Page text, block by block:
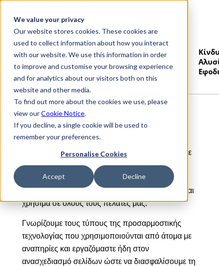
We value your privacy
Our website stores cookies. These cookies are
used to collect information about how you interact
with our website. We use this information in order
to improve and customise your browsing experience
and for analytics about our visitors both on this
website and other media.
To find out more about the cookies we use, please
view ourCookie Notice.
If you decline, a single cookie will be used to
remember your preferences.
Personalise Cookies
Accept Decline
AchillesAI Προϊόντα
Προσβασιμότητα
Πολλοί χρήστες του διαδικτύου με αναπηρίες
βρίσκουν τις ιστοσελίδες δύσκολες ή ακόμα και
αδύνατες στη χρήση, απλώς λόγω του τρόπου με
τον οποίο έχουν σχεδιαστεί. Στην Achilles
εργαζόμαστε σκληρά για να παρέχουμε
διαδικτυακές υπηρεσίες και προϊόντα που να είναι
χρήσιμα σε όλους τους πελάτες μας.
Γνωρίζουμε τους τύπους της προσαρμοστικής
τεχνολογίας που χρησιμοποιούνται από άτομα με
αναπηρίες και εργαζόμαστε ήδη στον
ανασχεδιασμό σελίδων ώστε να διασφαλίσουμε τη